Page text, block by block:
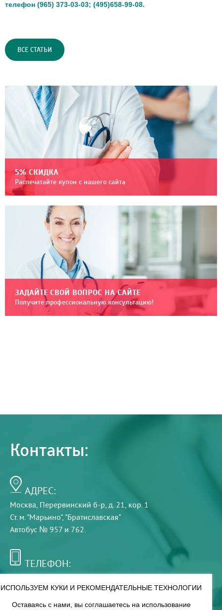
телефон (965) 373-03-03; (495)658-99-08.
ВСЕ СТАТЬИ
5% СКИДКА
Распечатайте купон с нашего сайта
ЗАДАЙТЕ СВОЙ ВОПРОС НА САЙТЕ
Получите профессиональную консультацию!
Контакты:
АДРЕС:
Москва, Перервинский б-р, д. 21, кор. 1
Ст. м. "Марьино", "Братиславская"
Автобус № 957 и 762.
ТЕЛЕФОН:
ИСПОЛЬЗУЕМ КУКИ И РЕКОМЕНДАТЕЛЬНЫЕ ТЕХНОЛОГИИ
Оставаясь с нами, вы соглашаетесь на использование